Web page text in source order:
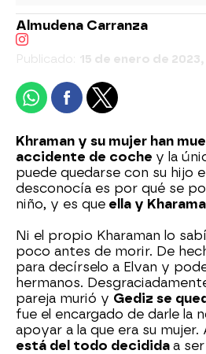
Almudena Carranza
Publicado: 15 de enero de
Khraman y su mujer han
accidente de coche y la
puede quedarse con su hijo
desconocía es por qué se
niño, y es que ella y
Ni el propio Kharaman lo
poco antes de morir. De
para decírselo a Elvan y
hermanos.
pareja murió y Gediz se
fue el encargado de darle la
apoyar a la que era su
está del todo decidida a